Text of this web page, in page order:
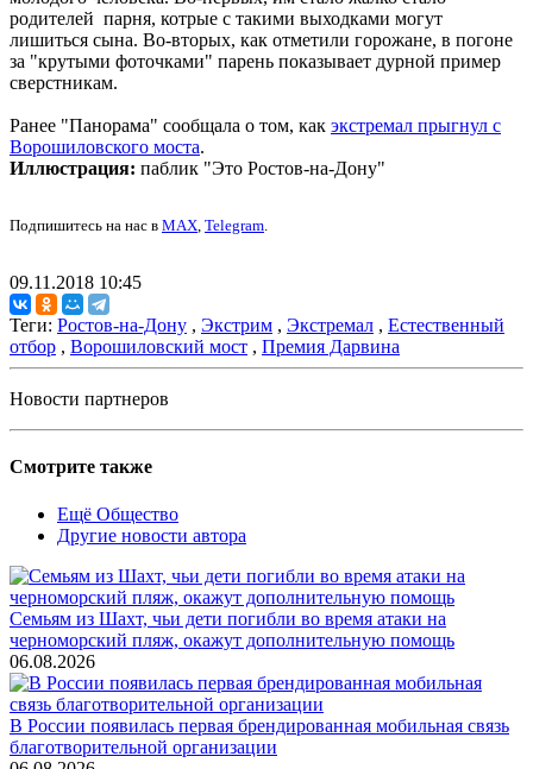
родителей парня, котрые с такими выходками могут
лишиться сына. Во-вторых, как отметили горожане, в погоне
за "крутыми фоточками" парень показывает дурной пример
сверстникам.
Ранее "Панорама" сообщала о том, как экстремал прыгнул с
Ворошиловского моста.
Иллюстрация: паблик "Это Ростов-на-Дону"
Подпишитесь на нас в MAX, Telegram.
09.11.2018 10:45
Теги: Ростов-на-Дону , Экстрим , Экстремал , Естественный
отбор , Ворошиловский мост , Премия Дарвина
Новости партнеров
Смотрите также
Ещё Общество
Другие новости автора
Семьям из Шахт, чьи дети погибли во время атаки на
черноморский пляж, окажут дополнительную помощь
06.08.2026
В России появилась первая брендированная мобильная связь
благотворительной организации